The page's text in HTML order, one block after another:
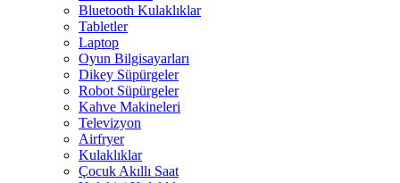
Bluetooth Kulaklıklar
Tabletler
Laptop
Oyun Bilgisayarları
Dikey Süpürgeler
Robot Süpürgeler
Kahve Makineleri
Televizyon
Airfryer
Kulaklıklar
Çocuk Akıllı Saat